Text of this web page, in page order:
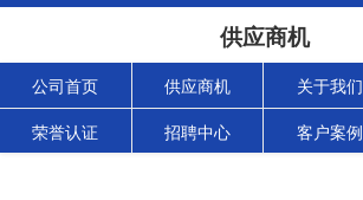
供应商机
公司首页 供应商机 关于我们
荣誉认证 招聘中心 客户案例